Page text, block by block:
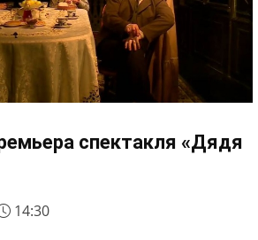
спектакля «Дядя
14:30